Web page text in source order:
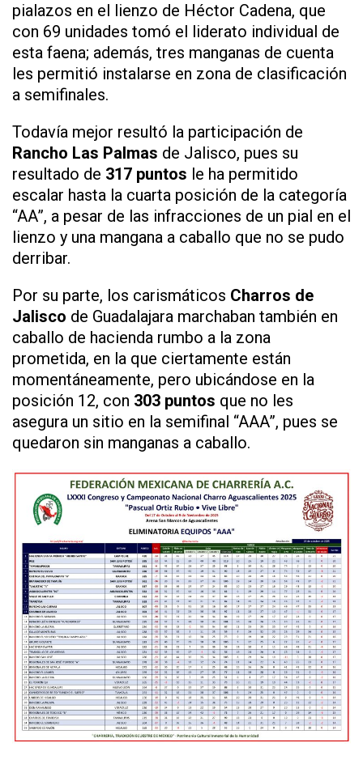
pialazos en el lienzo de Héctor Cadena, que
con 69 unidades tomó el liderato individual de
esta faena; además, tres manganas de cuenta
les permitió instalarse en zona de clasificación
a semifinales.
Todavía mejor resultó la participación de
Rancho Las Palmas de Jalisco, pues su
resultado de 317 puntos le ha permitido
escalar hasta la cuarta posición de la categoría
“AA”, a pesar de las infracciones de un pial en el
lienzo y una mangana a caballo que no se pudo
derribar.
Por su parte, los carismáticos Charros de
Jalisco de Guadalajara marchaban también en
caballo de hacienda rumbo a la zona
prometida, en la que ciertamente están
momentáneamente, pero ubicándose en la
posición 12, con 303 puntos que no les
asegura un sitio en la semifinal “AAA”, pues se
quedaron sin manganas a caballo.